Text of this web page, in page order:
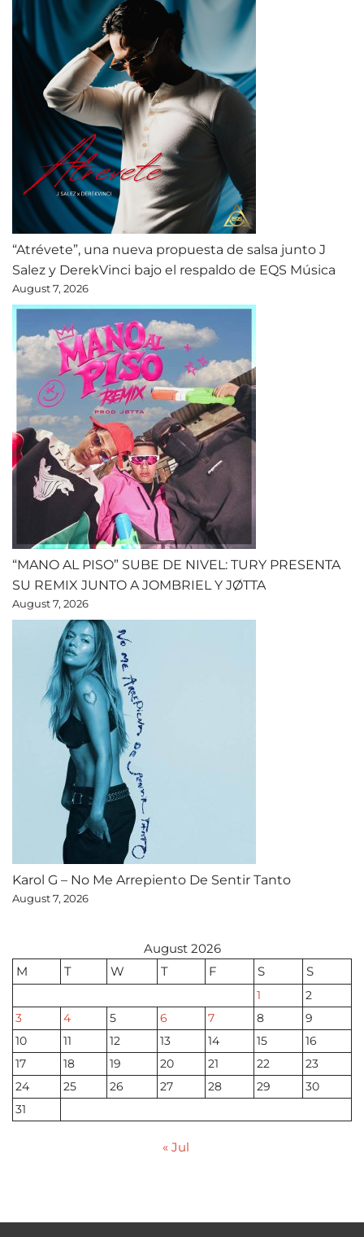
“Atrévete”, una nueva propuesta de salsa junto J
Salez y DerekVinci bajo el respaldo de EQS Música
August 7, 2026
“MANO AL PISO” SUBE DE NIVEL: TURY PRESENTA
SU REMIX JUNTO A JOMBRIEL Y JØTTA
August 7, 2026
Karol G – No Me Arrepiento De Sentir Tanto
August 7, 2026
August 2026
M
T W T F S S
1
2
3
4 5 6 7 8
9
10
11 12 13 14 15
16
17
18 19 20 21 22
23
24
25 26 27 28 29
30
31
« Jul